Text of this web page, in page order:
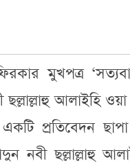
মুখপত্র
আলাইহি
প্রতিবেদন
নবী ছল্লাল্লাহু